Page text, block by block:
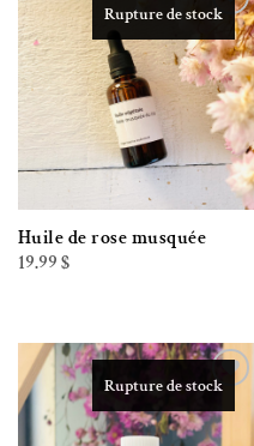
Ajouter à la liste de souhaits
Rupture de stock
Huile de rose musquée
19.99 $
Ajouter à la liste de souhaits
Rupture de stock